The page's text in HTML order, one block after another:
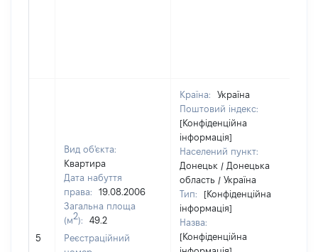
5
Вид об'єкта:
Квартира
Дата набуття
права:
19.08.2006
Загальна площа
(м2):
49.2
Реєстраційний
Країна:
Україна
Поштовий індекс:
[Конфіденційна
інформація]
Населений пункт:
Донецьк / Донецька
область / Україна
Тип:
[Конфіденційна
інформація]
Назва:
[Конфіденційна